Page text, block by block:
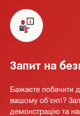
Запит на
Бажаєте побачити
вашому об'єкті?
демонстрацію та